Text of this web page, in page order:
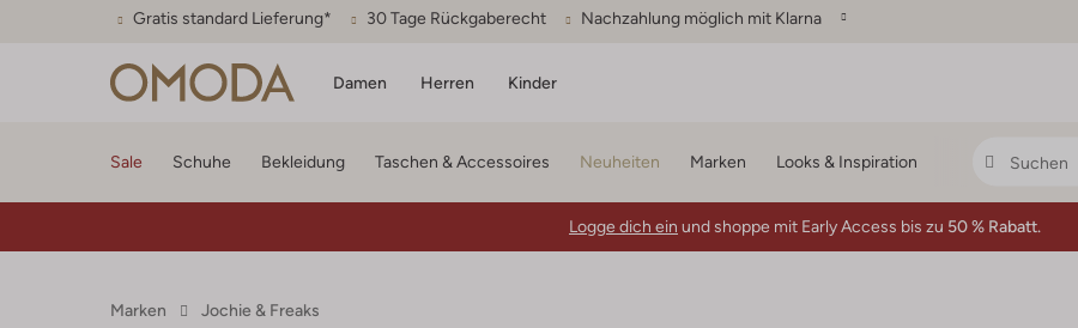
Gratis standard Lieferung* 30 Tage Rückgaberecht Nachzahlung möglich mit Klarna
Damen Herren Kinder
Sale Schuhe Bekleidung Taschen & Accessoires Neuheiten Marken Looks & Inspiration
Logge dich ein und shoppe mit Early Access bis zu 50 % Rabatt.
Marken Jochie & Freaks